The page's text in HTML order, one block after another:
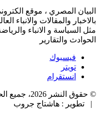
البيان المصري ، موقع
بالاخبار والمقالات والانباء
مثل السياسة و الانباء
الحوادث والتقارير
فيسبوك
تويتر
انستقرام
© حقوق
| تطوير : هاشتاج جروب